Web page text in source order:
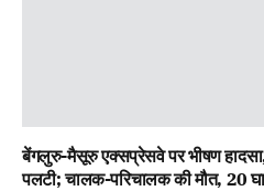
बेंगलुरु-मैसूरु एक्सप्रेसवे पर भीषण
पलटी; चालक-परिचालक की मौत, 20